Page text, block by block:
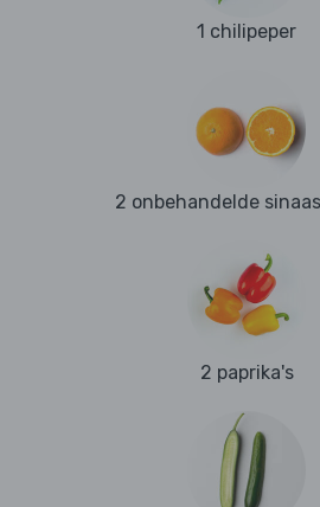
1 chilipeper
2 onbehandelde
2 paprika's